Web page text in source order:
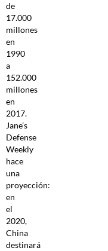
de
17.000
millones
en
1990
a
152.000
millones
en
2017.
Jane’s
Defense
Weekly
hace
una
proyección:
en
el
2020,
China
destinará